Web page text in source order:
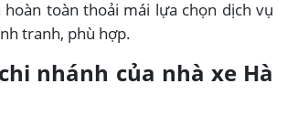
hoàn toàn thoải mái lựa chọn dịch vụ
tranh, phù hợp.
nhánh của nhà xe Hà